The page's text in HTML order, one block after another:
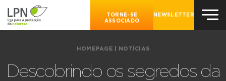
TORNE-SE
ASSOCIADO
NEWSLETTER
HOMEPAGE NOTÍCIAS
Descobrindo os segredos da